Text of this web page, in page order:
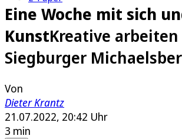
Eine Woche mit sich
KunstKreative
Siegburger
Von
Dieter Krantz
21.07.2022, 20:42 Uhr
3 min